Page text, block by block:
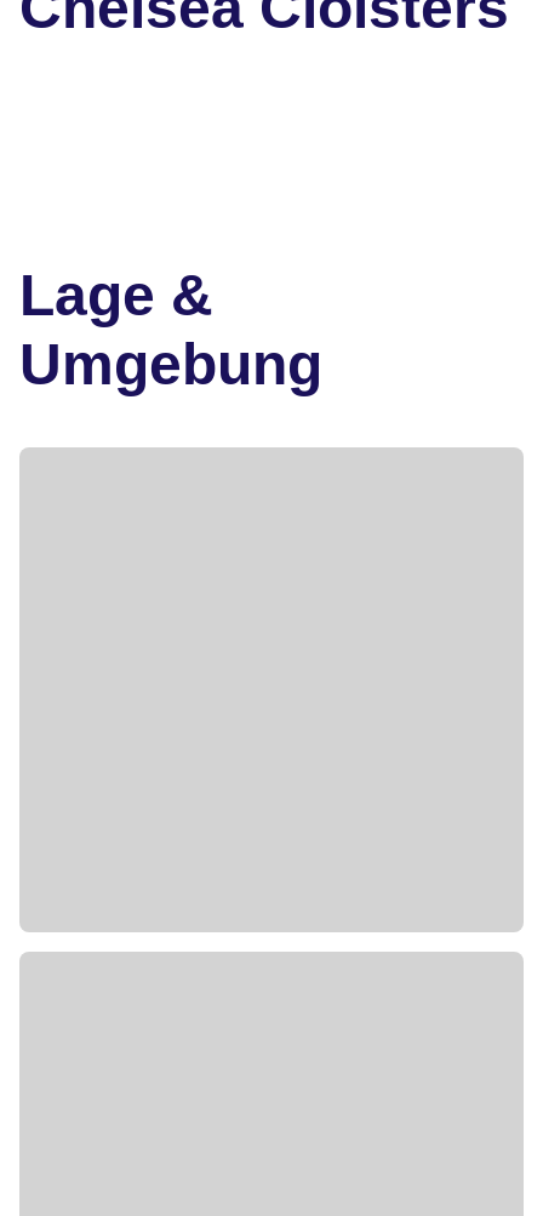
Lage &
Umgebung